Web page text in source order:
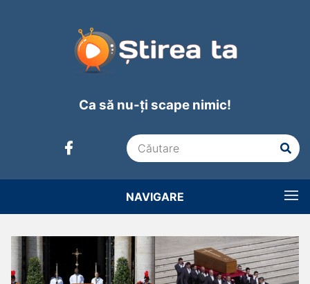
Ca să nu-ți scape nimic!
NAVIGARE